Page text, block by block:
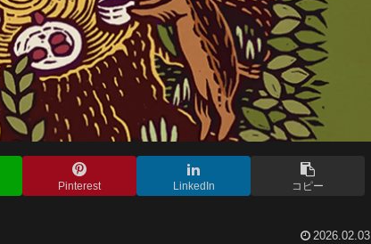
Pinterest LinkedIn コピー
2026.02.03